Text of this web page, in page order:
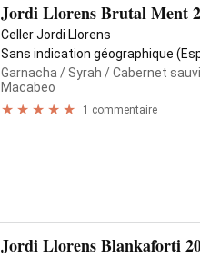
Jordi Llorens Brutal Ment
Celler Jordi Llorens
Sans indication géographique
Garnacha / Syrah / Cabernet
Macabeo
1 commentaire
Jordi Llorens Blankaforti